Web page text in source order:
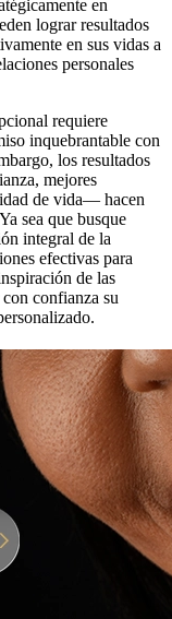
en
lograr resultados
en sus vidas a
personales
requiere
inquebrantable con
los resultados
mejores
de vida— hacen
sea que busque
integral de la
efectivas para
de las
confianza su